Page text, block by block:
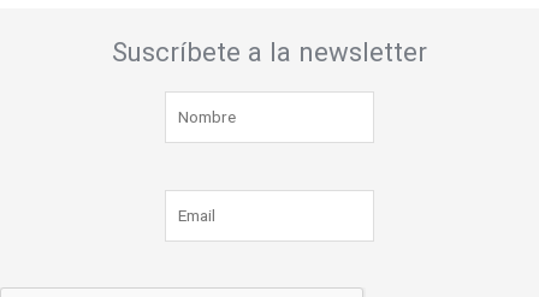
Suscríbete a la newsletter